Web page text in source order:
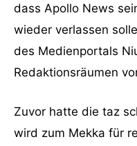
dass Apollo News
wieder verlassen
des Medienportals
Redaktionsräumen
Zuvor hatte die taz
wird zum Mekka für